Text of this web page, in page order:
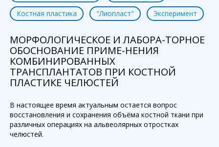
Костная пластика
"Лиопласт" Эксперимент
МОРФОЛОГИЧЕСКОЕ И ЛАБОРА-ТОРНОЕ
ОБОСНОВАНИЕ ПРИМЕ-НЕНИЯ
КОМБИНИРОВАННЫХ
ТРАНСПЛАНТАТОВ ПРИ КОСТНОЙ
ПЛАСТИКЕ ЧЕЛЮСТЕЙ
В настоящее время актуальным остается вопрос
восстановления и сохранения объёма костной ткани при
различных операциях на альвеолярных отростках
челюстей.